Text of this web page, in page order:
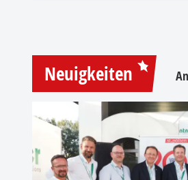
Neuigkeiten